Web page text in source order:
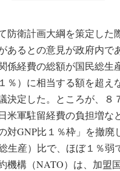
防衛計画大綱を策定した
あるとの意見が政府内で
係経費の総額が国民総生
％）に相当する額を超え
決定した。ところが、８
米軍駐留経費の負担増な
対GNP比１％枠」を撤廃
生産）比で、ほぼ１％弱
機構（NATO）は、加盟